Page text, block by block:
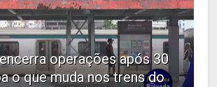
operações após 30
o que muda nos trens do